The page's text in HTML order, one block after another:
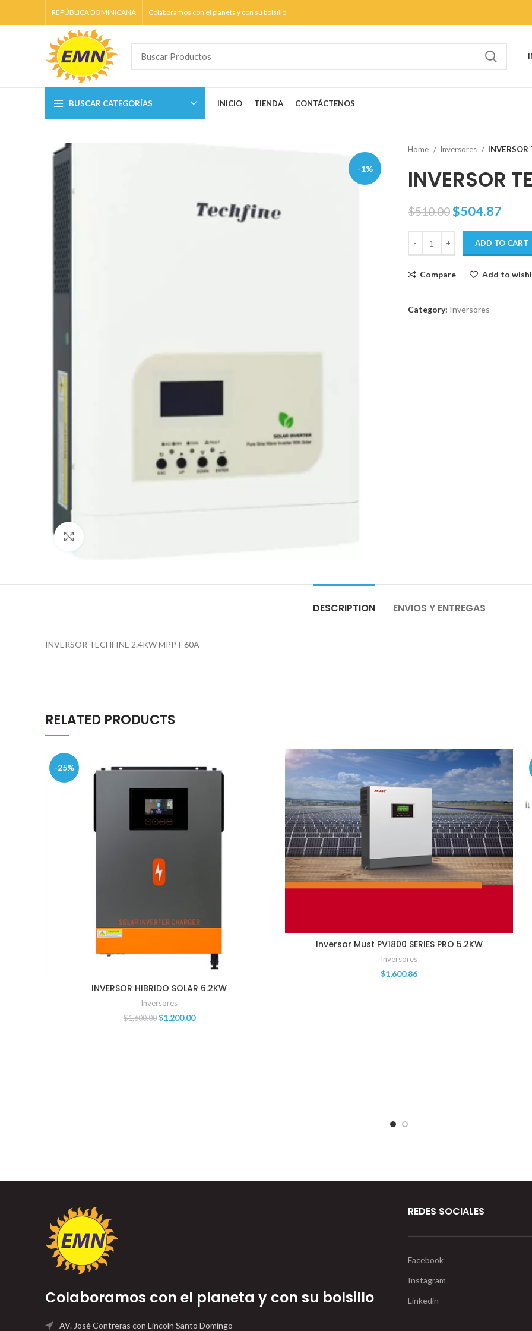
REPÚBLICA DOMINICANA Colaboramos con el planeta y con su bolsillo
BUSCAR CATEGORÍAS INICIO TIENDA CONTÁCTENOS
-1%
Home Inversores INVERSOR
INVERSOR
$510.00$504.87
ADD TO CART
Compare Add to
Category: Inversores
DESCRIPTION ENVIOS Y ENTREGAS
INVERSOR TECHFINE 2.4KW MPPT 60A
RELATED PRODUCTS
-25%
INVERSOR HIBRIDO SOLAR 6.2KW
Inversores
$1,600.00 $1,200.00
Inversor Must PV1800 SERIES PRO 5.2KW
Inversores
$1,600.86
Colaboramos con el planeta y con su bolsillo
AV. José Contreras con Lincoln Santo Domingo
REDES SOCIALES
Facebook
Instagram
Linkedin